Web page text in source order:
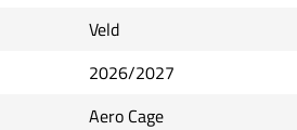
Veld
2026/2027
Aero Cage